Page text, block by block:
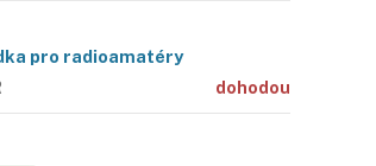
pro radioamatéry
dohodou